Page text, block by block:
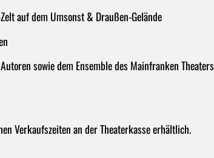
auf dem Umsonst & Draußen-Gelände
sowie dem Ensemble des Mainfranken Theaters
Verkaufszeiten an der Theaterkasse erhältlich.